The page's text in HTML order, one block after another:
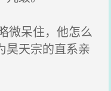
微呆住，他怎么
昊天宗的直系亲